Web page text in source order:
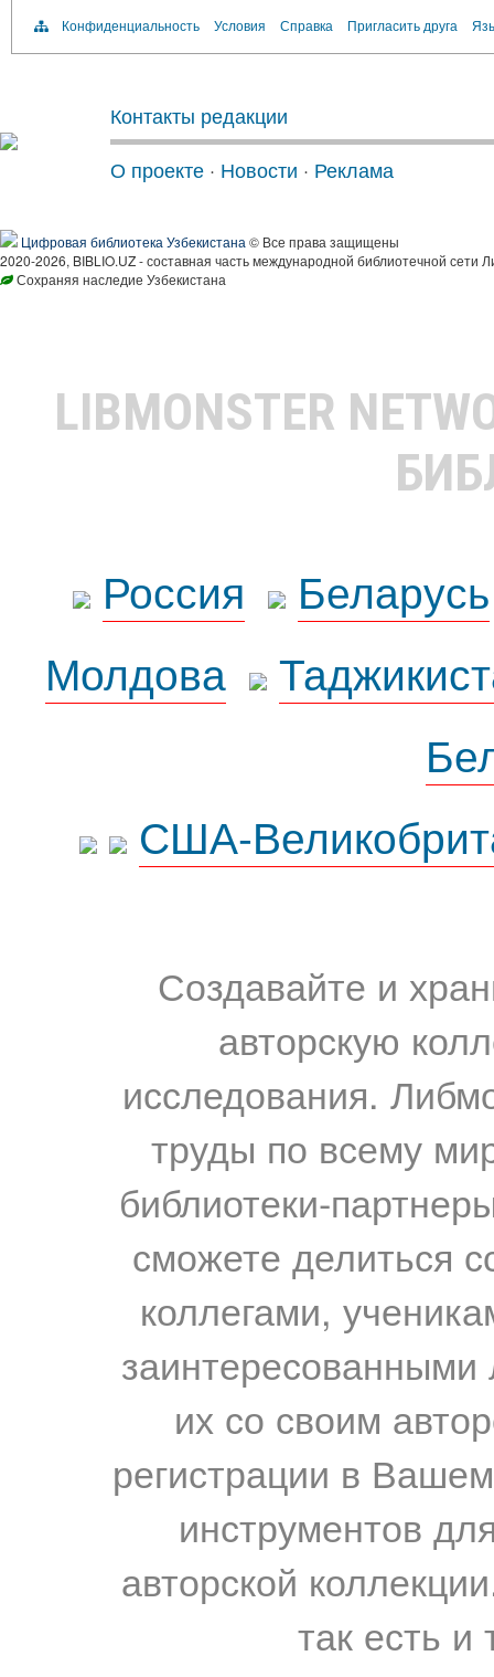
Конфиденциальность Условия Справка Пригласить друга
Контакты редакции
О проекте · Новости · Реклама
Цифровая библиотека Узбекистана © Все права защищены
2020-2026, BIBLIO.UZ - составная часть международной библиотечной сети
Сохраняя наследие Узбекистана
LIBMONSTER
Россия
Беларусь
Молдова
США-
Создавайте и
авторскую
исследования.
труды по всему
библиотеки-
сможете делиться
коллегами,
их со своим
регистрации в
инструментов
авторской
так есть и